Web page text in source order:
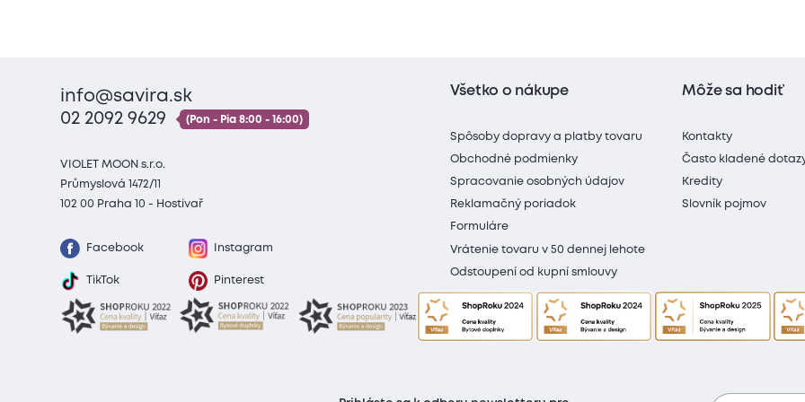
info@savira.sk
02 2092 9629
(Pon - Pia 8:00 - 16:00)
VIOLET MOON s.r.o.
Průmyslová 1472/11
102 00 Praha 10 - Hostivař
Facebook Instagram
TikTok Pinterest
Všetko o nákupe
Spôsoby dopravy a platby tovaru
Obchodné podmienky
Spracovanie osobných údajov
Reklamačný poriadok
Formuláre
Vrátenie tovaru v 50 dennej lehote
Odstoupení od kupní smlouvy
Môže sa hodiť
Kontakty
Často kladené
Kredity
Slovník pojmov